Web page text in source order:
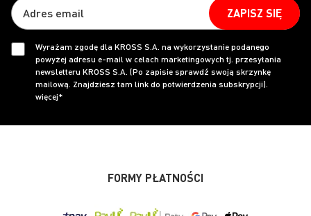
ZAPISZ SIĘ
Wyrażam zgodę dla KROSS S.A. na wykorzystanie podanego
powyżej adresu e-mail w celach marketingowych tj. przesyłania
newsletteru KROSS S.A. (Po zapisie sprawdź swoją skrzynkę
mailową. Znajdziesz tam link do potwierdzenia subskrypcji).
więcej*
FORMY PŁATNOŚCI